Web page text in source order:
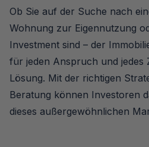
Ob Sie auf der Suche nach
Wohnung zur Eigennutzung
Investment sind – der
für jeden Anspruch und jedes
Lösung. Mit der richtigen
Beratung können Investoren
dieses außergewöhnlichen